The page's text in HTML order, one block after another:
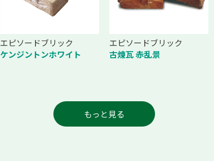
エピソードブリック
ケンジントンホワイト
エピソードブリック
古煉瓦 赤乱景
もっと見る